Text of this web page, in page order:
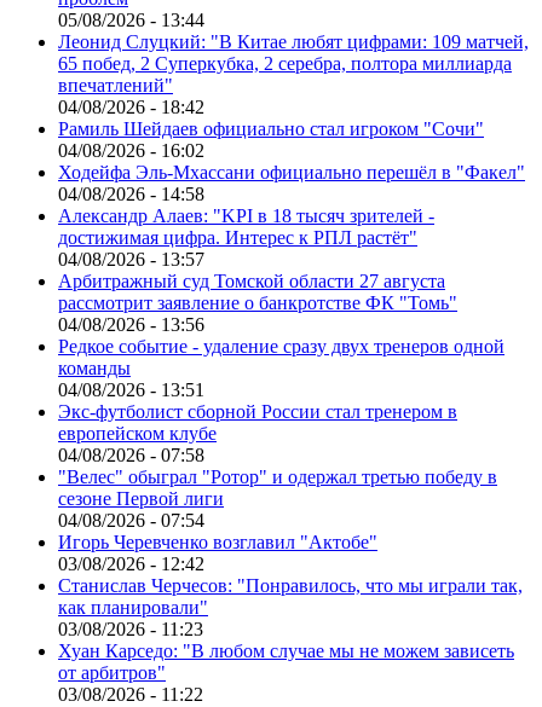
05/08/2026 - 13:44
Леонид Слуцкий: "В Китае любят цифрами: 109 матчей,
65 побед, 2 Суперкубка, 2 серебра, полтора миллиарда
впечатлений"
04/08/2026 - 18:42
Рамиль Шейдаев официально стал игроком "Сочи"
04/08/2026 - 16:02
Ходейфа Эль-Мхассани официально перешёл в "Факел"
04/08/2026 - 14:58
Александр Алаев: "KPI в 18 тысяч зрителей -
достижимая цифра. Интерес к РПЛ растёт"
04/08/2026 - 13:57
Арбитражный суд Томской области 27 августа
рассмотрит заявление о банкротстве ФК "Томь"
04/08/2026 - 13:56
Редкое событие - удаление сразу двух тренеров одной
команды
04/08/2026 - 13:51
Экс-футболист сборной России стал тренером в
европейском клубе
04/08/2026 - 07:58
"Велес" обыграл "Ротор" и одержал третью победу в
сезоне Первой лиги
04/08/2026 - 07:54
Игорь Черевченко возглавил "Актобе"
03/08/2026 - 12:42
Станислав Черчесов: "Понравилось, что мы играли так,
как планировали"
03/08/2026 - 11:23
Хуан Карседо: "В любом случае мы не можем зависеть
от арбитров"
03/08/2026 - 11:22